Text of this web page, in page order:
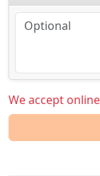
We accept